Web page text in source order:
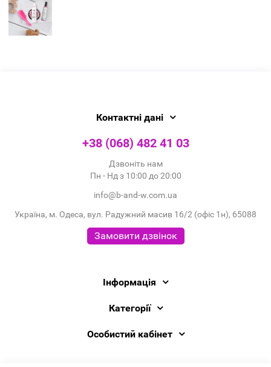
Контактні дані
+38 (068) 482 41 03
Дзвоніть нам
Пн - Нд з 10:00 до 20:00
info@b-and-w.com.ua
Україна, м. Одеса, вул. Радужний масив 16/2 (офіс 1н), 65088
Замовити дзвінок
Інформація
Категорії
Особистий кабінет